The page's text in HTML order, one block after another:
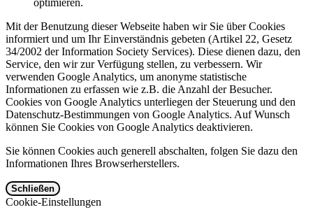
optimieren.
Mit der Benutzung dieser Webseite haben wir Sie über Cookies
informiert und um Ihr Einverständnis gebeten (Artikel 22, Gesetz
34/2002 der Information Society Services). Diese dienen dazu, den
Service, den wir zur Verfügung stellen, zu verbessern. Wir
verwenden Google Analytics, um anonyme statistische
Informationen zu erfassen wie z.B. die Anzahl der Besucher.
Cookies von Google Analytics unterliegen der Steuerung und den
Datenschutz-Bestimmungen von Google Analytics. Auf Wunsch
können Sie Cookies von Google Analytics deaktivieren.
Sie können Cookies auch generell abschalten, folgen Sie dazu den
Informationen Ihres Browserherstellers.
Schließen
Cookie-Einstellungen